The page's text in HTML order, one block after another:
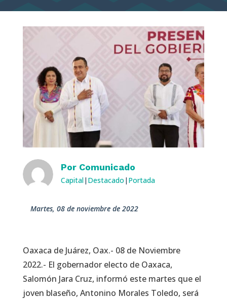
Por Comunicado
Capital| Destacado | Portada
martes, 08 de noviembre de 2022
Oaxaca de Juárez, Oax.- 08 de Noviembre
2022.- El gobernador electo de Oaxaca,
Salomón Jara Cruz, informó este martes que el
joven blaseño, Antonino Morales Toledo, será